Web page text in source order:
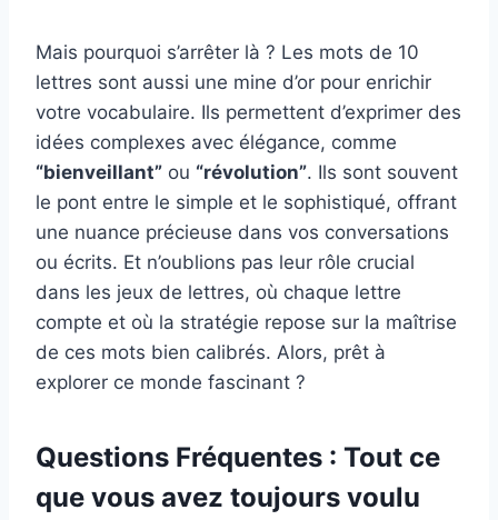
Mais pourquoi s’arrêter là ? Les mots de 10
lettres sont aussi une mine d’or pour enrichir
votre vocabulaire. Ils permettent d’exprimer des
idées complexes avec élégance, comme
“bienveillant” ou “révolution”. Ils sont souvent
le pont entre le simple et le sophistiqué, offrant
une nuance précieuse dans vos conversations
ou écrits. Et n’oublions pas leur rôle crucial
dans les jeux de lettres, où chaque lettre
compte et où la stratégie repose sur la maîtrise
de ces mots bien calibrés. Alors, prêt à
explorer ce monde fascinant ?
Questions Fréquentes : Tout ce
que vous avez toujours voulu